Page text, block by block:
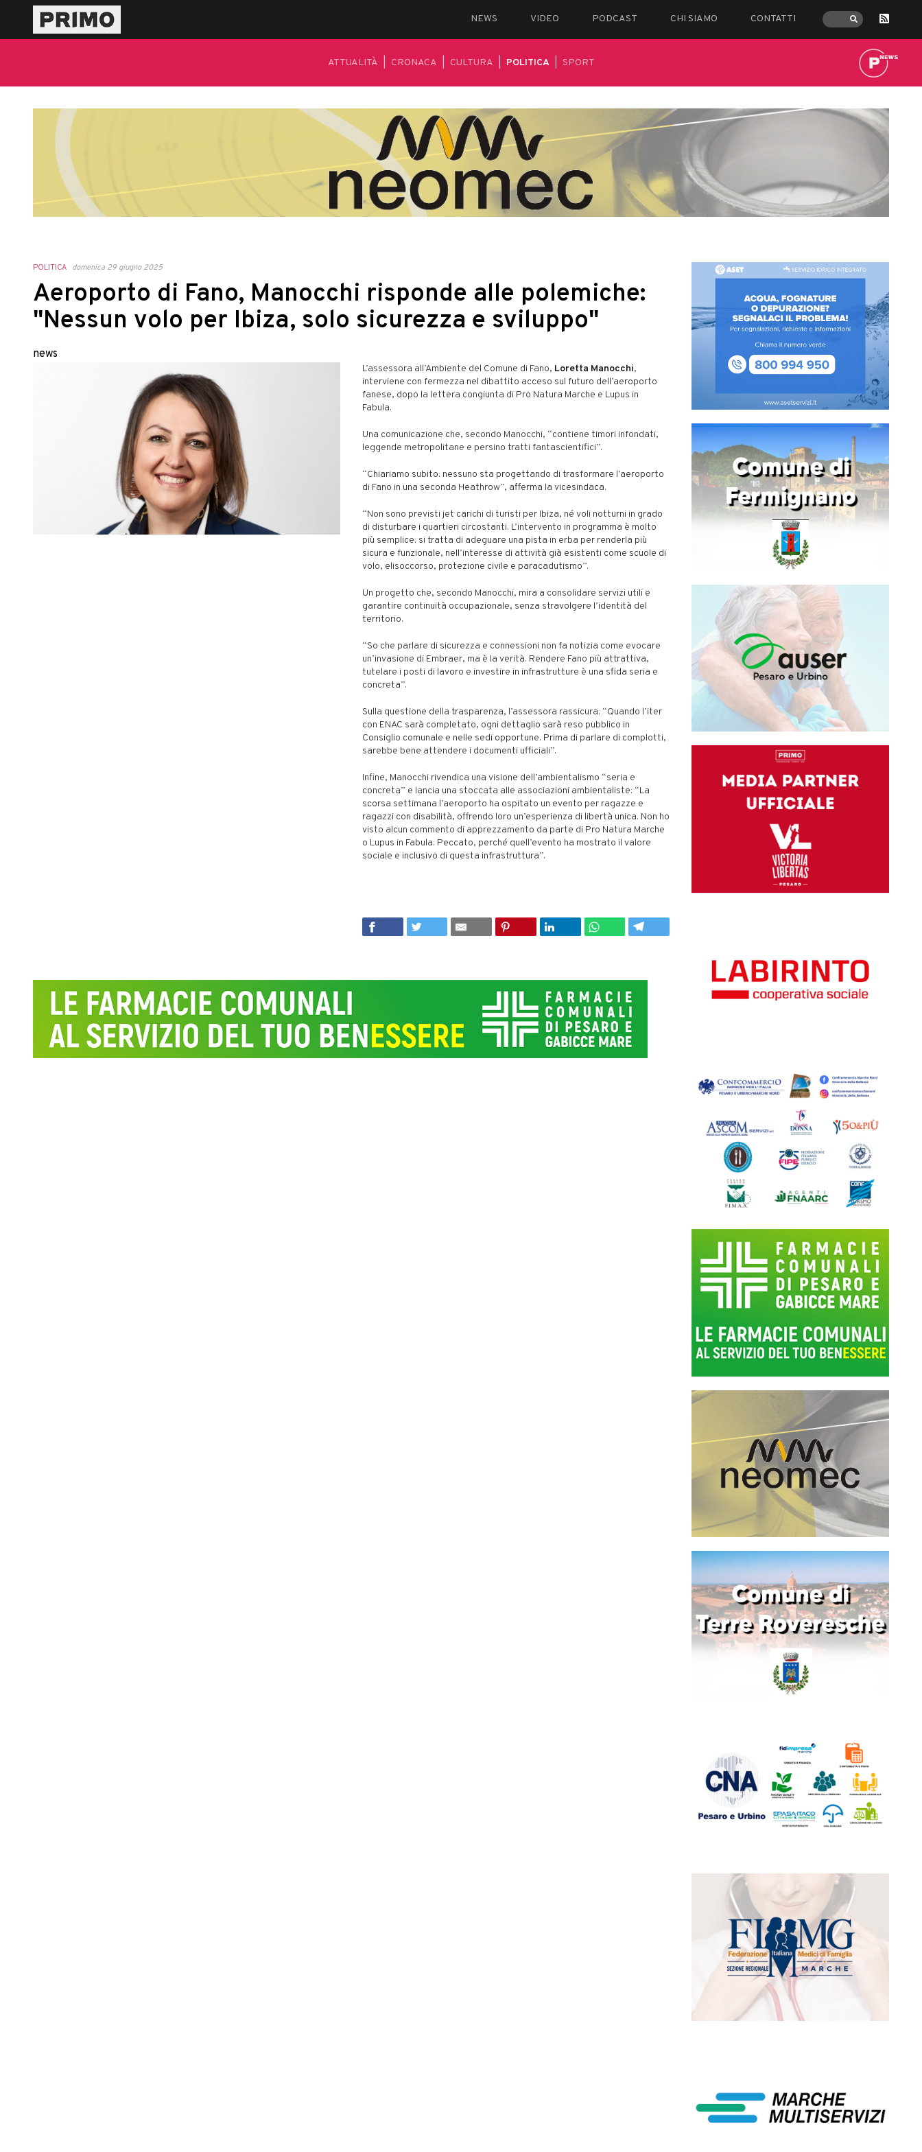
NEWS VIDEO PODCAST CHI SIAMO CONTATTI
ATTUALITÀ CRONACA CULTURA POLITICA SPORT
POLITICA domenica 29 giugno 2025
Aeroporto di Fano, Manocchi risponde alle polemiche:
"Nessun volo per Ibiza, solo sicurezza e sviluppo"
news
L’assessora all’Ambiente del Comune di Fano, Loretta Manocchi,
interviene con fermezza nel dibattito acceso sul futuro dell’aeroporto
fanese, dopo la lettera congiunta di Pro Natura Marche e Lupus in
Fabula.
Una comunicazione che, secondo Manocchi, “contiene timori infondati,
leggende metropolitane e persino tratti fantascientifici”.
“Chiariamo subito: nessuno sta progettando di trasformare l’aeroporto
di Fano in una seconda Heathrow”, afferma la vicesindaca.
“Non sono previsti jet carichi di turisti per Ibiza, né voli notturni in grado
di disturbare i quartieri circostanti. L’intervento in programma è molto
più semplice: si tratta di adeguare una pista in erba per renderla più
sicura e funzionale, nell’interesse di attività già esistenti come scuole di
volo, elisoccorso, protezione civile e paracadutismo”.
Un progetto che, secondo Manocchi, mira a consolidare servizi utili e
garantire continuità occupazionale, senza stravolgere l’identità del
territorio.
“So che parlare di sicurezza e connessioni non fa notizia come evocare
un’invasione di Embraer, ma è la verità. Rendere Fano più attrattiva,
tutelare i posti di lavoro e investire in infrastrutture è una sfida seria e
concreta”.
Sulla questione della trasparenza, l’assessora rassicura: “Quando l’iter
con ENAC sarà completato, ogni dettaglio sarà reso pubblico in
Consiglio comunale e nelle sedi opportune. Prima di parlare di complotti,
sarebbe bene attendere i documenti ufficiali”.
Infine, Manocchi rivendica una visione dell’ambientalismo “seria e
concreta” e lancia una stoccata alle associazioni ambientaliste: “La
scorsa settimana l’aeroporto ha ospitato un evento per ragazze e
ragazzi con disabilità, offrendo loro un’esperienza di libertà unica. Non ho
visto alcun commento di apprezzamento da parte di Pro Natura Marche
o Lupus in Fabula. Peccato, perché quell’evento ha mostrato il valore
sociale e inclusivo di questa infrastruttura”.